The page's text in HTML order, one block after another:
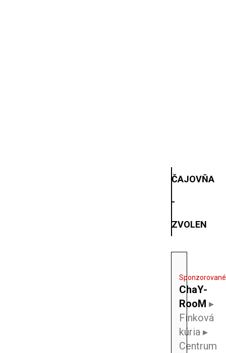
ČAJOVŇA
-
ZVOLEN
Sponzorované
ChaY-
RooM ▸
Finková
kúria ▸
Centrum